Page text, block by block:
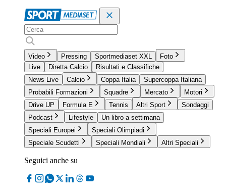
Video Pressing Sportmediaset XXL
Foto
Live
Diretta Calcio
Risultati e Classifiche
News Live
Calcio Coppa Italia
Supercoppa Italiana
Probabili Formazioni
Squadre Mercato
Motori
Drive UP
Formula E Tennis Altri Sport
Sondaggi
Podcast
Lifestyle
Un libro a settimana
Speciali Europei
Speciali Olimpiadi
Speciale Scudetti
Speciali Mondiali Altri Speciali
Seguici anche su